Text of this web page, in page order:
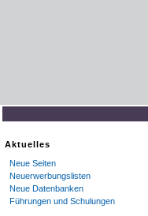
Aktuelles
Neue Seiten
Neuerwerbungslisten
Neue Datenbanken
Führungen und Schulungen